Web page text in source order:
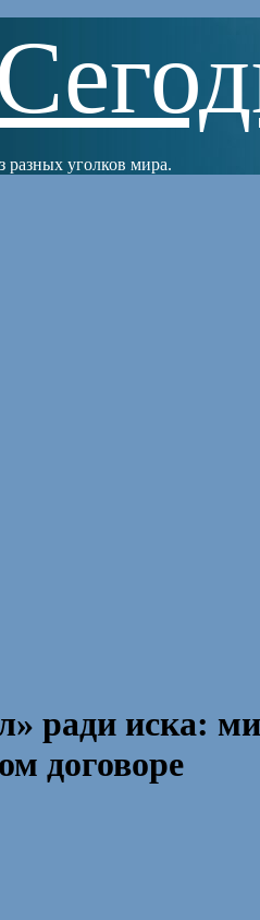
уголков мира.
ради иска:
договоре